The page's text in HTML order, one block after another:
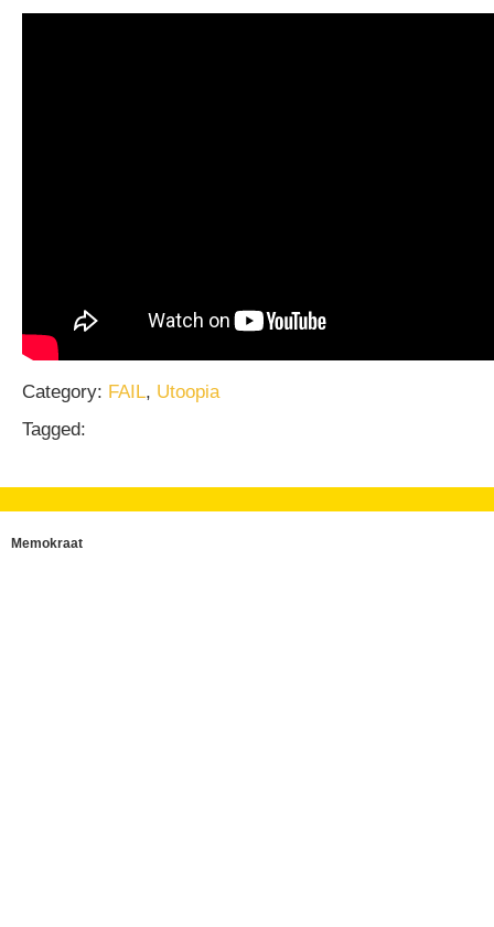
Category: FAIL, Utoopia
Tagged:
Memokraat